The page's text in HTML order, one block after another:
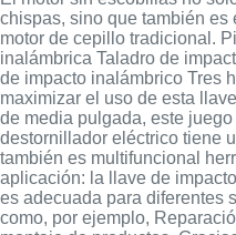
chispas, sino que también es
motor de cepillo tradicional.
inalámbrica Taladro de
de impacto inalámbrico Tres
maximizar el uso de esta
de media pulgada, este
destornillador eléctrico tiene
también es multifuncional
aplicación: la llave de
es adecuada para diferentes
como, por ejemplo,